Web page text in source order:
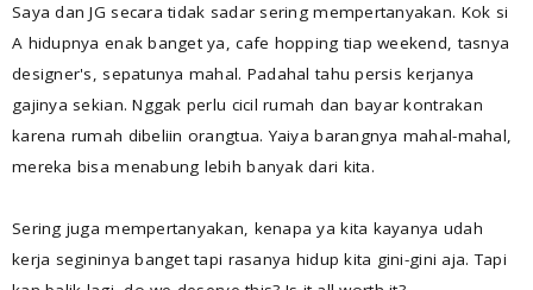
Saya dan JG secara tidak sadar sering mempertanyakan. Kok si
A hidupnya enak banget ya, cafe hopping tiap weekend, tasnya
designer's, sepatunya mahal. Padahal tahu persis kerjanya
gajinya sekian. Nggak perlu cicil rumah dan bayar kontrakan
karena rumah dibeliin orangtua. Yaiya barangnya mahal-mahal,
mereka bisa menabung lebih banyak dari kita.
Sering juga mempertanyakan, kenapa ya kita kayanya udah
kerja segininya banget tapi rasanya hidup kita gini-gini aja. Tapi